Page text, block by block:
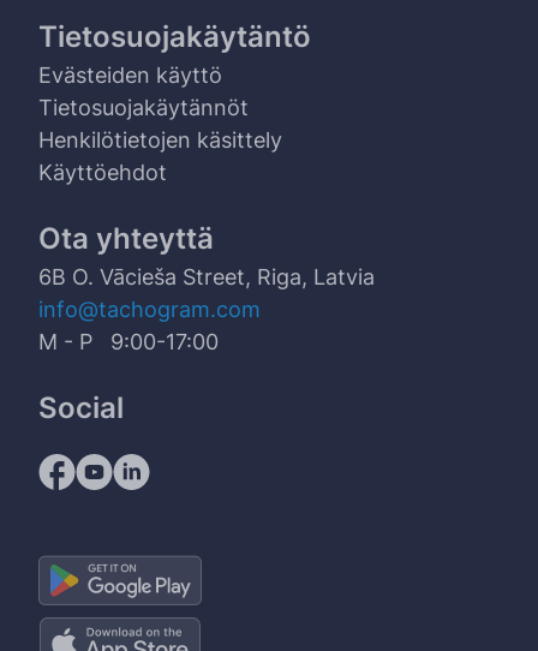
Tietosuojakäytäntö
Evästeiden käyttö
Tietosuojakäytännöt
Henkilötietojen käsittely
Käyttöehdot
Ota yhteyttä
6B O. Vācieša Street, Riga, Latvia
info@tachogram.com
M - P 9:00-17:00
Social